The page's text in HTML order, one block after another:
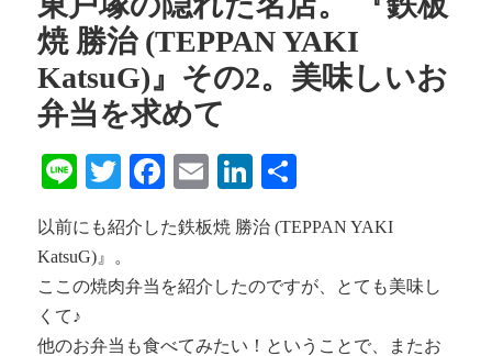
焼 勝治 (TEPPAN YAKI
KatsuG)』その2。美味しいお
弁当を求めて
LineTwitterFacebook
EmailLinkedIn
以前にも紹介した鉄板焼 勝治 (TEPPAN YAKI
KatsuG)』。
ここの焼肉弁当を紹介したのですが、とても美味し
くて♪
他のお弁当も食べてみたい！ということで、またお